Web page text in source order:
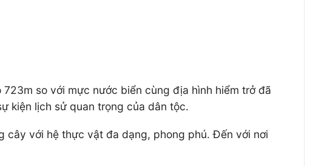
so với mực nước biển cùng địa hình hiểm trở đã
kiện lịch sử quan trọng của dân tộc.
cây với hệ thực vật đa dạng, phong phú. Đến với nơi